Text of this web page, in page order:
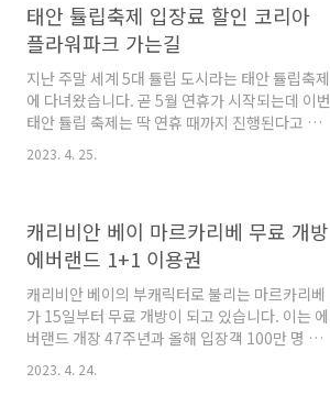
9시에 다음 달 날짜의 예약 사이트가 오픈됩니다.
즉, 6월에 장호비치 캠핑장에 가고 싶다면 5월 1
일 9시에 열리는 아래의 예약 사이트에서 예약하
면 됩니다. 제가 장호비치 캠핑장 예약했을 때를
이야기해 보자면 여동생과 둘이 각자의 집에서
예약사이트가 오픈되는 동시에 접속했고, PC와
핸드폰 두 개를 동시에 켜놓은 뒤 저만 PC로 예약
태안 튤립축제 입장료 할인 코리아
플라워파크 가는길
지난 주말 세계 5대 튤립 도시라는 태안 튤립축제
에 다녀왔습니다. 곧 5월 연휴가 시작되는데 이번
태안 튤립 축제는 딱 연휴 때까지 진행된다고 하
니 시간 내서 한번 다녀오면 좋을 것 같아 태안 튤
립축제 입장료 할인 및 코리아 플라워파크 가는
일부터 시작해 5월 7일에 막을 내립니다. 이때 태
안 튤립축제가 막을 내리면 5월 8일 부터 6월 7일
까지는 수국과 알리움 외 다수의 봄꽃 정원으로
꾸며질 예정이라고 해요. 기간 : 4월 12일 ~ 5월 7
일 개장시간 : 오전 9시 입장가능시간 : 오전 9시
~ 오후 6시 폐장시간 : 오후 9시 코리아플라워파
크 코리아플라워파크,태안 세계튤립축제,가을꽃
2023. 4. 25.
캐리비안 베이 마르카리베 무료 개방
에버랜드 1+1 이용권
캐리비안 베이의 부캐릭터로 불리는 마르카리베
가 15일부터 무료 개방이 되고 있습니다. 이는 에
버랜드 개장 47주년과 올해 입장객 100만 명 조
기 돌파를 기념한 특별 프로모션으로 5월 21일까
지 무료 개방 된다고 하는데요~ 오늘은 캐리비안
2023. 4. 24.